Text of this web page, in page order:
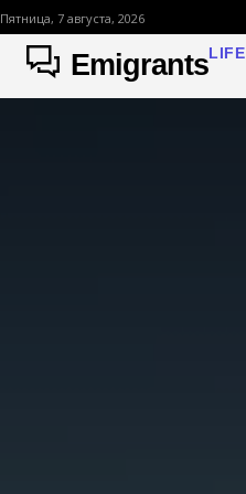
Пятница, 7 августа, 2026
EmigrantsLIFE